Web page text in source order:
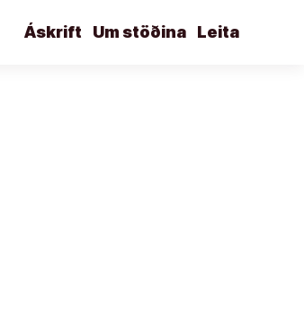
Leita
Um stöðina
Áskrift